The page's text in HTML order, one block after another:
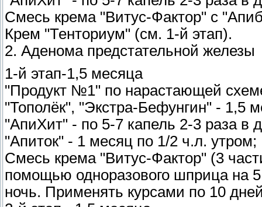
Смесь крема "Витус-Фактор" с
Крем "Тенториум" (см. 1-й этап).
2. Аденома предстательной железы
1-й этап-1,5 месяца
"Продукт №1" по нарастающей
"Тополёк", "Экстра-Бефунгин" - 1,5
"АпиХит" - по 5-7 капель 2-3 раза в
"Апиток" - 1 месяц по 1/2 ч.л. утром;
Смесь крема "Витус-Фактор" (3
помощью одноразового шприца на
ночь. Применять курсами по 10